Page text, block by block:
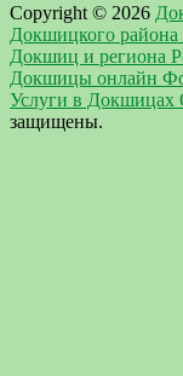
Copyright © 2026
Докшицкого района
Докшиц и региона
Докшицы онлайн
Услуги в Докшицах
защищены.